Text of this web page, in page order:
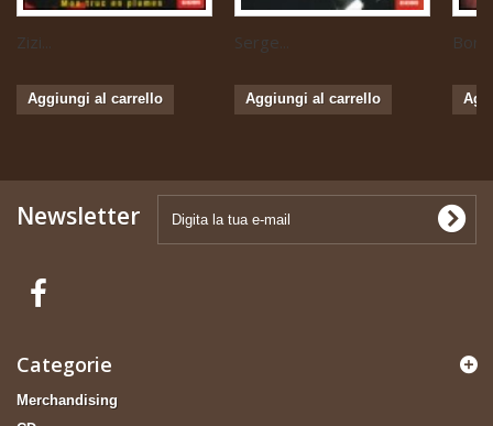
Zizi...
Aggiungi al carrello
Serge...
Aggiungi al carrello
Newsletter
Categorie
Merchandising